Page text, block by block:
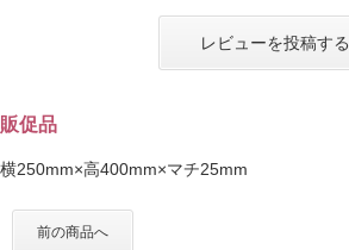
レビューを投稿する
販促品
横250mm×高400mm×マチ25mm
前の商品へ